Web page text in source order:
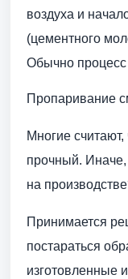
воздуха и
(цементного
Обычно
Пропаривание
Многие
прочный.
на
Принимается
постараться
изготовленные